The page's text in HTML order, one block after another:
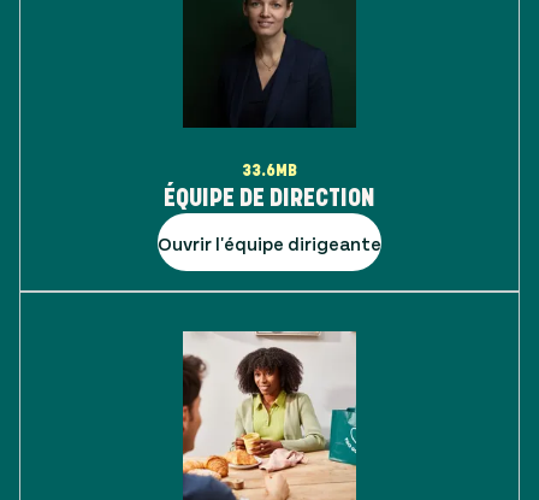
33.6MB
ÉQUIPE DE DIRECTION
Ouvrir l'équipe dirigeante